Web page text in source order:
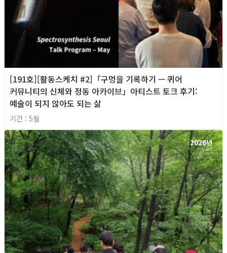
[191호][활동스케치 #2]「구멍을 기록하기 — 퀴어
커뮤니티의 신체와 정동 아카이브」아티스트 토크 후기:
예술이 되지 않아도 되는 삶
기간 : 5월
2026년